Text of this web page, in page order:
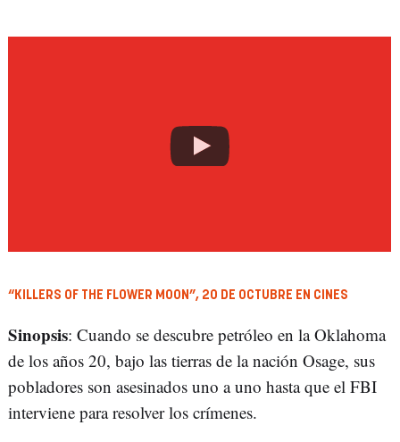
“KILLERS OF THE FLOWER MOON”, 20 DE OCTUBRE EN CINES
Sinopsis: Cuando se descubre petróleo en la Oklahoma
de los años 20, bajo las tierras de la nación Osage, sus
pobladores son asesinados uno a uno hasta que el FBI
interviene para resolver los crímenes.